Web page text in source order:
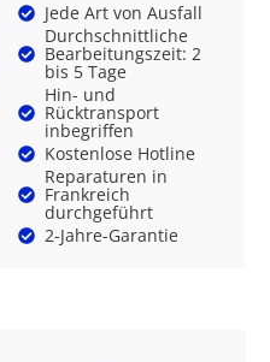
Jede Art von Ausfall
Durchschnittliche
Bearbeitungszeit: 2
bis 5 Tage
Hin- und
Rücktransport
inbegriffen
Kostenlose Hotline
Reparaturen in
Frankreich
durchgeführt
2-Jahre-Garantie